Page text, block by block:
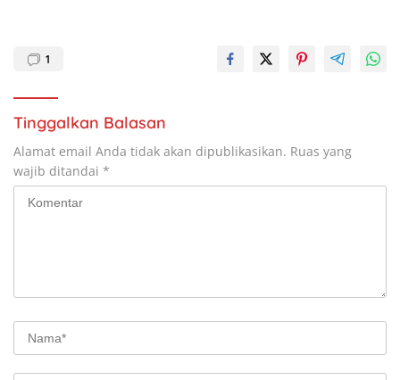
1
Tinggalkan Balasan
Alamat email Anda tidak akan dipublikasikan. Ruas yang
wajib ditandai *